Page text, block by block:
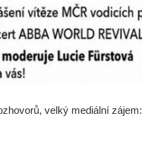
velký mediální zájem: